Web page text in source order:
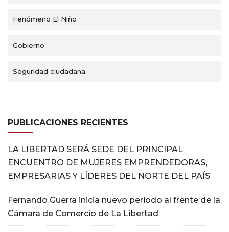
Fenómeno El Niño
Gobierno
Seguridad ciudadana
PUBLICACIONES RECIENTES
LA LIBERTAD SERÁ SEDE DEL PRINCIPAL
ENCUENTRO DE MUJERES EMPRENDEDORAS,
EMPRESARIAS Y LÍDERES DEL NORTE DEL PAÍS
Fernando Guerra inicia nuevo periodo al frente de la
Cámara de Comercio de La Libertad